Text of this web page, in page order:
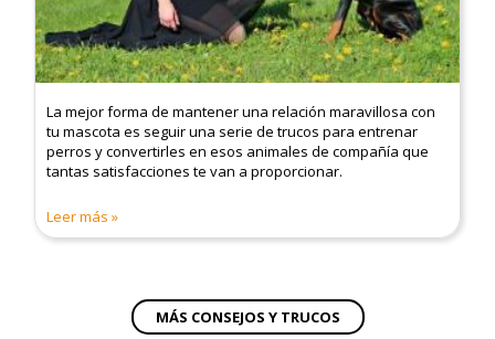
La mejor forma de mantener una relación maravillosa con
tu mascota es seguir una serie de trucos para entrenar
perros y convertirles en esos animales de compañía que
tantas satisfacciones te van a proporcionar.
Leer más
MÁS CONSEJOS Y TRUCOS